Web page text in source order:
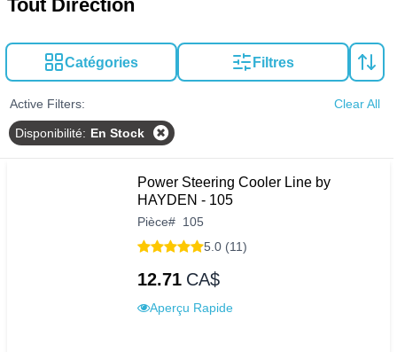
Tout Direction
Catégories Filtres
Active Filters: Clear All
Disponibilité: En Stock
Power Steering Cooler Line by
HAYDEN - 105
Pièce# 105
5.0 (11)
12.71 CA$
Aperçu Rapide